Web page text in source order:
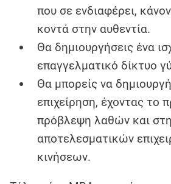
που σε ενδιαφέρει,
κοντά στην αυθεντία.
Θα δημιουργήσεις ένα
επαγγελματικό δίκτυο
Θα μπορείς να
επιχείρηση, έχοντας το
πρόβλεψη λαθών και
αποτελεσματικών
κινήσεων.